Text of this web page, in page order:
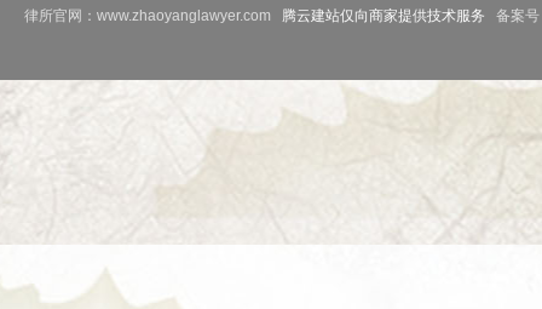
律所官网：www.zhaoyanglawyer.com 腾云建站仅向商家提供技术服务 备案号